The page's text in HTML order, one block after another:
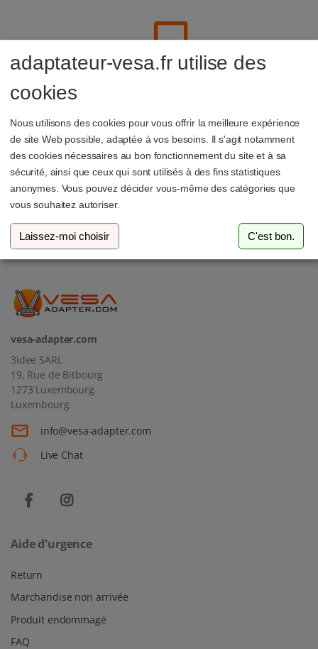
Abonne-toi à notre newsletter
Adresse e-mail
vesa-adapter.com
3idee SARL
19, Rue de Bitbourg
1273 Luxembourg
Luxembourg
info@vesa-adapter.com
Live Chat
Aide d'urgence
Return
Marchandise non arrivée
Produit endommagé
FAQ
adaptateur-vesa.fr utilise des
cookies
Nous utilisons des cookies pour vous offrir la meilleure expérience
de site Web possible, adaptée à vos besoins. Il s'agit notamment
des cookies nécessaires au bon fonctionnement du site et à sa
sécurité, ainsi que ceux qui sont utilisés à des fins statistiques
anonymes. Vous pouvez décider vous-même des catégories que
vous souhaitez autoriser.
Laissez-moi choisir C'est bon.